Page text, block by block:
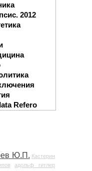
2012
Refero
Ю.П. Кастерин
адольф гитлер